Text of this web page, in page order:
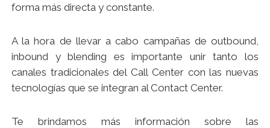
forma más directa y constante.
A la hora de llevar a cabo campañas de outbound,
inbound y blending es importante unir tanto los
canales tradicionales del Call Center con las nuevas
tecnologías que se integran al Contact Center.
Te brindamos más información sobre las